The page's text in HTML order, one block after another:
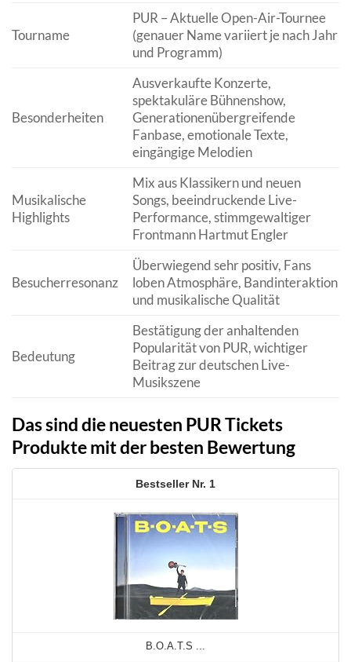
Tourname
PUR – Aktuelle Open-Air-Tournee
(genauer Name variiert je nach Jahr
und Programm)
Besonderheiten
Ausverkaufte Konzerte,
spektakuläre Bühnenshow,
Generationenübergreifende
Fanbase, emotionale Texte,
eingängige Melodien
Musikalische
Highlights
Mix aus Klassikern und neuen
Songs, beeindruckende Live-
Performance, stimmgewaltiger
Frontmann Hartmut Engler
Besucherresonanz
Überwiegend sehr positiv, Fans
loben Atmosphäre, Bandinteraktion
und musikalische Qualität
Bedeutung
Bestätigung der anhaltenden
Popularität von PUR, wichtiger
Beitrag zur deutschen Live-
Musikszene
Das sind die neuesten PUR Tickets
Produkte mit der besten Bewertung
1
B.O.A.T.S ...